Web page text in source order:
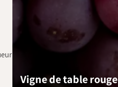
Vigne de table rouge